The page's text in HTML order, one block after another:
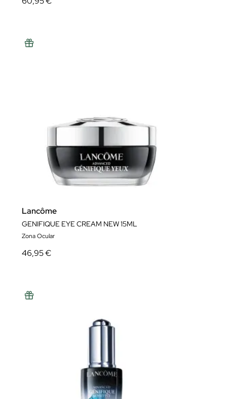
Lancôme
GENIFIQUE EYE CREAM NEW 15ML
Zona Ocular
46,95 €